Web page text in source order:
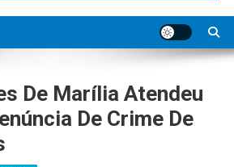
De Marília Atendeu
De Crime De